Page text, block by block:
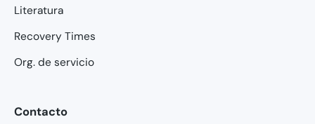
Literatura
Recovery Times
Org. de servicio
Contacto